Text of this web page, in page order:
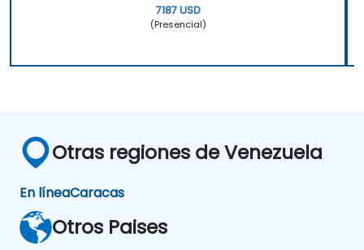
7187 USD
(Presencial)
Otras regiones de Venezuela
En líneaCaracas
Otros Paises